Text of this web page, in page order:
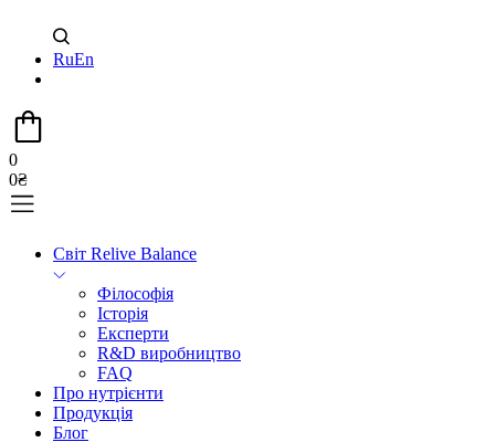
RuEn
0
0₴
Світ Relive Balance
Філософія
Історія
Експерти
R&D виробництво
FAQ
Про нутрієнти
Продукція
Блог